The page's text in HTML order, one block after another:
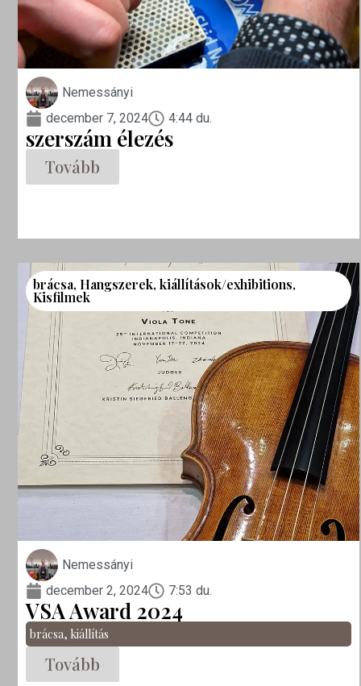
Nemessányi
december 7, 2024
4:44 du.
szerszám élezés
Tovább
brácsa, Hangszerek,kiállítások/exhibitions,
Kisfilmek
Nemessányi
december 2, 2024
7:53 du.
VSA Award 2024
brácsa, kiállítás
Tovább